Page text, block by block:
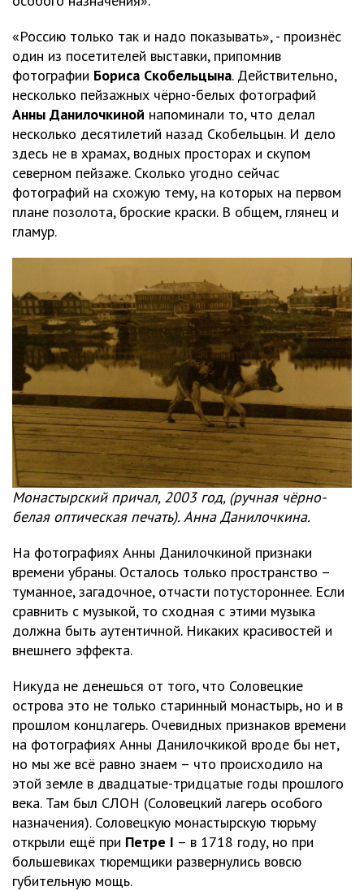
«Россию только так и надо показывать», - произнёс
один из посетителей выставки, припомнив
фотографии Бориса Скобельцына. Действительно,
несколько пейзажных чёрно-белых фотографий
Анны Данилочкиной напоминали то, что делал
несколько десятилетий назад Скобельцын. И дело
здесь не в храмах, водных просторах и скупом
северном пейзаже. Сколько угодно сейчас
фотографий на схожую тему, на которых на первом
плане позолота, броские краски. В общем, глянец и
гламур.
Монастырский причал, 2003 год, (ручная чёрно-
белая оптическая печать). Анна Данилочкина.
На фотографиях Анны Данилочкиной признаки
времени убраны. Осталось только пространство –
туманное, загадочное, отчасти потустороннее. Если
сравнить с музыкой, то сходная с этими музыка
должна быть аутентичной. Никаких красивостей и
внешнего эффекта.
Никуда не денешься от того, что Соловецкие
острова это не только старинный монастырь, но и в
прошлом концлагерь. Очевидных признаков времени
на фотографиях Анны Данилочкикой вроде бы нет,
но мы же всё равно знаем – что происходило на
этой земле в двадцатые-тридцатые годы прошлого
века. Там был СЛОН (Соловецкий лагерь особого
назначения). Соловецкую монастырскую тюрьму
открыли ещё при Петре I – в 1718 году, но при
большевиках тюремщики развернулись вовсю
губительную мощь.